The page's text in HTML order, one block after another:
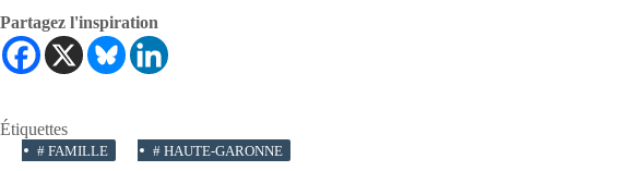
Partagez l'inspiration
Étiquettes
# FAMILLE # HAUTE-GARONNE